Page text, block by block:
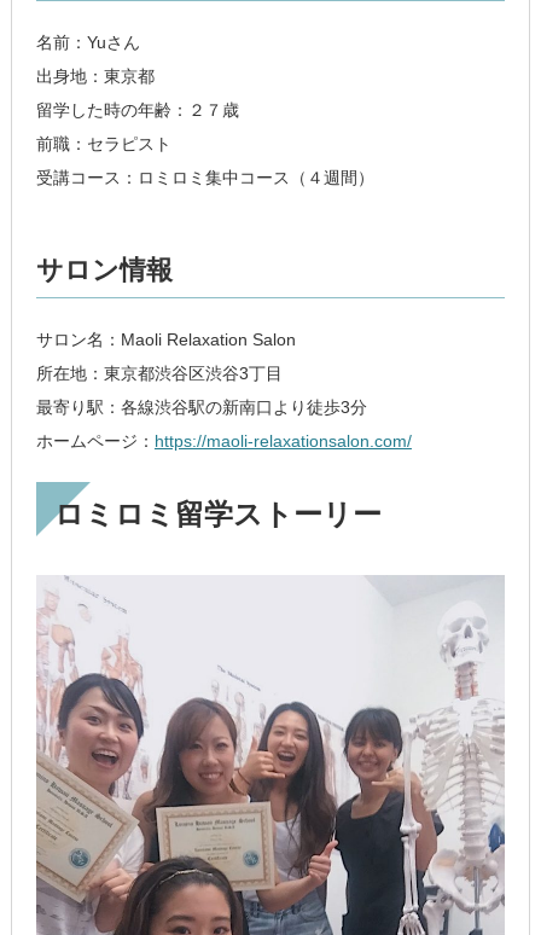
名前：Yuさん
出身地：東京都
留学した時の年齢：２７歳
前職：セラピスト
受講コース：ロミロミ集中コース（４週間）
サロン情報
サロン名：Maoli Relaxation Salon
所在地：東京都渋谷区渋谷3丁目
最寄り駅：各線渋谷駅の新南口より徒歩3分
ホームページ： https://maoli-relaxationsalon.com/
ロミロミ留学ストーリー